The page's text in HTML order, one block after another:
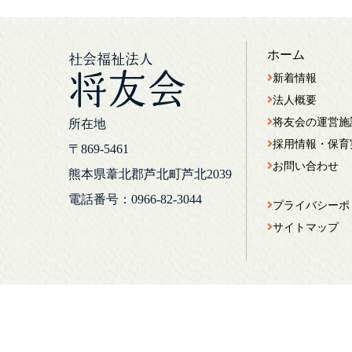
社会福祉法人
将友会
所在地
〒869-5461
熊本県葦北郡芦北町芦北2039
電話番号：0966-82-3044
ホーム
新着情報
法人概要
将友会の運営施
採用情報・保育
お問い合わせ
プライバシー
サイトマップ